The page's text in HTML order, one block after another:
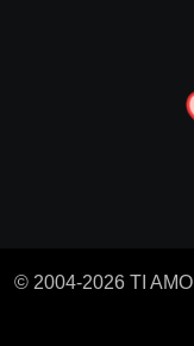
© 2004-2026 TI